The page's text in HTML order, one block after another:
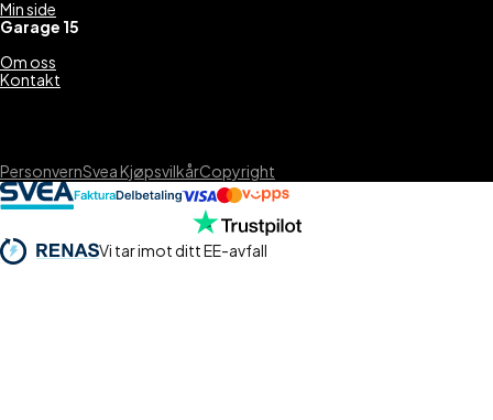
Min side
Garage 15
Om oss
Kontakt
PersonvernSvea KjøpsvilkårCopyright
Vi tar imot ditt EE-avfall